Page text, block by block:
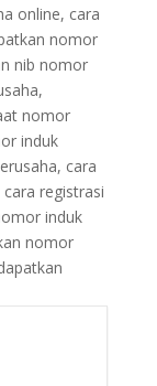
online, cara
nomor
nib nomor
nomor
induk
cara
registrasi
induk
nomor